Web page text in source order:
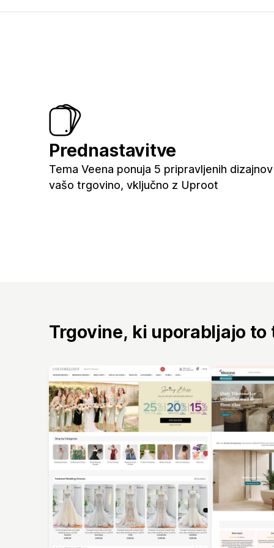
Prednastavitve
Tema Veena ponuja 5 pripravljenih
vašo trgovino, vključno z Uproot
Trgovine, ki uporabljajo to